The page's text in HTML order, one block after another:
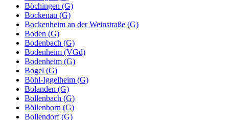
Böchingen (G)
Bockenau (G)
Bockenheim an der Weinstraße (G)
Boden (G)
Bodenbach (G)
Bodenheim (VGd)
Bodenheim (G)
Bogel (G)
Böhl-Iggelheim (G)
Bolanden (G)
Bollenbach (G)
Böllenborn (G)
Bollendorf (G)